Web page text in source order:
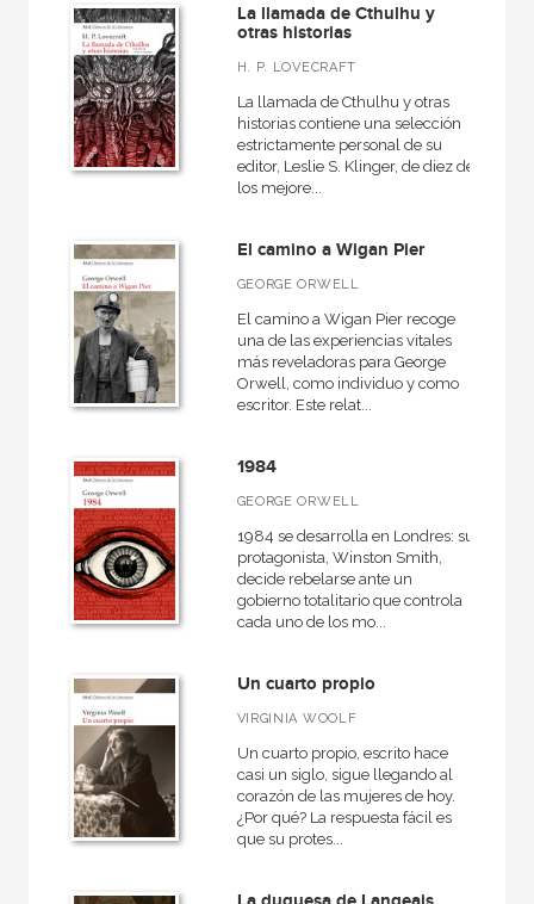
La llamada de Cthulhu y
otras historias
H. P. LOVECRAFT
La llamada de Cthulhu y otras
historias contiene una selección
estrictamente personal de su
editor, Leslie S. Klinger, de diez de
los mejore...
El camino a Wigan Pier
GEORGE ORWELL
El camino a Wigan Pier recoge
una de las experiencias vitales
más reveladoras para George
Orwell, como individuo y como
escritor. Este relat...
1984
GEORGE ORWELL
1984 se desarrolla en Londres: su
protagonista, Winston Smith,
decide rebelarse ante un
gobierno totalitario que controla
cada uno de los mo...
Un cuarto propio
VIRGINIA WOOLF
Un cuarto propio, escrito hace
casi un siglo, sigue llegando al
corazón de las mujeres de hoy.
¿Por qué? La respuesta fácil es
que su protes...